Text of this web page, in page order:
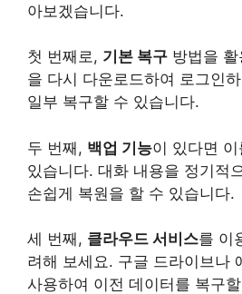
아보겠습니다.
첫 번째로, 기본 복구 방법을
을 다시 다운로드하여 로그인
일부 복구할 수 있습니다.
두 번째, 백업 기능이 있다면
있습니다. 대화 내용을 정기적
손쉽게 복원을 할 수 있습니다.
세 번째, 클라우드 서비스를 이
려해 보세요. 구글 드라이브나
사용하여 이전 데이터를 복구